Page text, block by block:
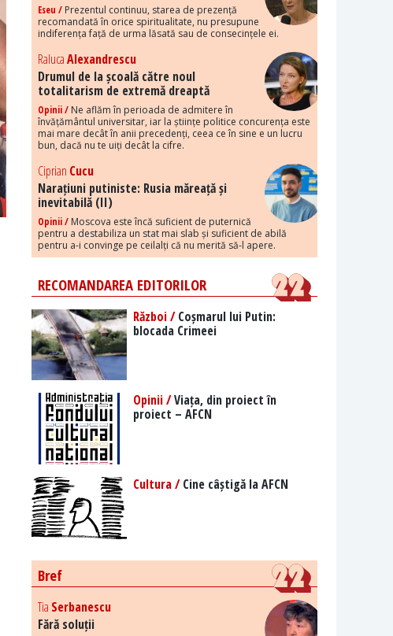
Eseu / Prezentul continuu, starea de prezență
recomandată în orice spiritualitate, nu presupune
indiferența față de urma lăsată sau de consecințele ei.
RalucaAlexandrescu
Drumul de la școală către noul
totalitarism de extremă dreaptă
Opinii / Ne aflăm în perioada de admitere în
învățământul universitar, iar la științe politice concurența este
mai mare decât în anii precedenți, ceea ce în sine e un lucru
bun, dacă nu te uiți decât la cifre.
Ciprian Cucu
Narațiuni putiniste: Rusia măreață și
inevitabilă (II)
Opinii / Moscova este încă suficient de puternică
pentru a destabiliza un stat mai slab și suficient de abilă
pentru a-i convinge pe ceilalți că nu merită să-l apere.
RECOMANDAREA EDITORILOR
Război /Coșmarul lui Putin:
blocada Crimeei
Opinii /Viața, din proiect în
proiect – AFCN
Cultura /Cine câștigă la AFCN
Bref
Tia Serbanescu
Fără soluții